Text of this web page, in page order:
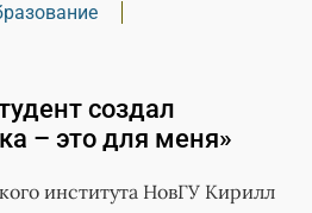
создал
– это для меня»
института НовГУ Кирилл